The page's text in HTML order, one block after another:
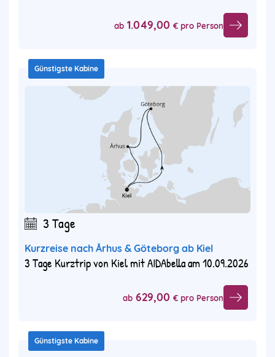
ab 1.049,00 € pro Person
Günstigste Kabine
3 Tage
Kurzreise nach Århus & Göteborg ab Kiel
3 Tage Kurztrip von Kiel mit AIDAbella am 10.09.2026
ab 629,00 € pro Person
Günstigste Kabine